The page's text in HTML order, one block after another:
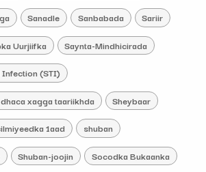
Sanadle Sanbabada Sariir
Uurjiifka Saynta-Mindhicirada
(STI)
xagga taariikhda Sheybaar
1aad shuban
Shuban-joojin Socodka Bukaanka